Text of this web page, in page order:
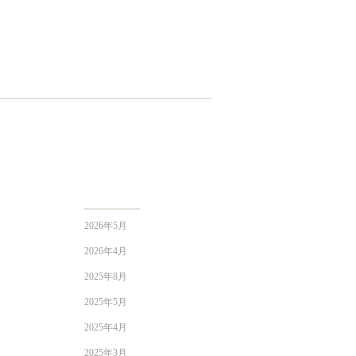
2026年5月
2026年4月
2025年8月
2025年5月
2025年4月
2025年3月